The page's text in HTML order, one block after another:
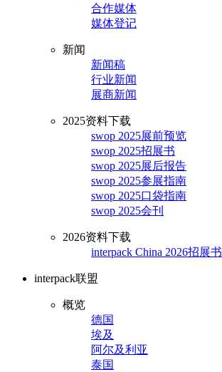
合作媒体
媒体登记
新闻
新闻稿
行业新闻
展商新闻
2025资料下载
swop 2025展前预览
swop 2025招展书
swop 2025展后报告
swop 2025参展指南
swop 2025口袋指南
swop 2025会刊
2026资料下载
interpack China 2026招展书
interpack联盟
概览
德国
埃及
阿尔及利亚
泰国